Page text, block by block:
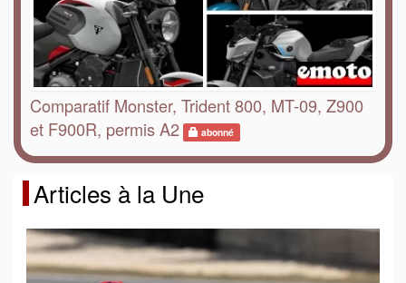
Comparatif Monster, Trident 800, MT-09, Z900
et F900R, permis A2
abonné
Articles à la Une